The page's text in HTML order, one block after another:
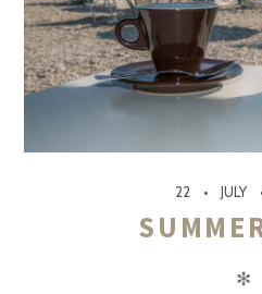
22 JULY
✻